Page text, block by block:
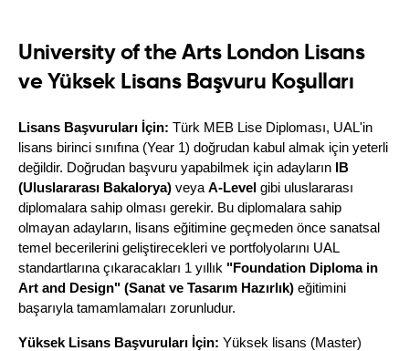
University of the Arts London Lisans
ve Yüksek Lisans Başvuru Koşulları
Lisans Başvuruları İçin: Türk MEB Lise Diploması, UAL'in
lisans birinci sınıfına (Year 1) doğrudan kabul almak için yeterli
değildir. Doğrudan başvuru yapabilmek için adayların
IB
(Uluslararası Bakalorya) veya A-Level gibi uluslararası
diplomalara sahip olması gerekir. Bu diplomalara sahip
olmayan adayların, lisans eğitimine geçmeden önce sanatsal
temel becerilerini geliştirecekleri ve portfolyolarını UAL
standartlarına çıkaracakları 1 yıllık "Foundation Diploma in
Art and Design" (Sanat ve Tasarım Hazırlık) eğitimini
başarıyla tamamlamaları zorunludur.
Yüksek Lisans Başvuruları İçin: Yüksek lisans (Master)